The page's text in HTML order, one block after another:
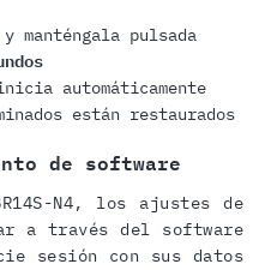
manténgala pulsada
automáticamente
están restaurados
de software
N4, los ajustes de
a través del software
sesión con sus datos